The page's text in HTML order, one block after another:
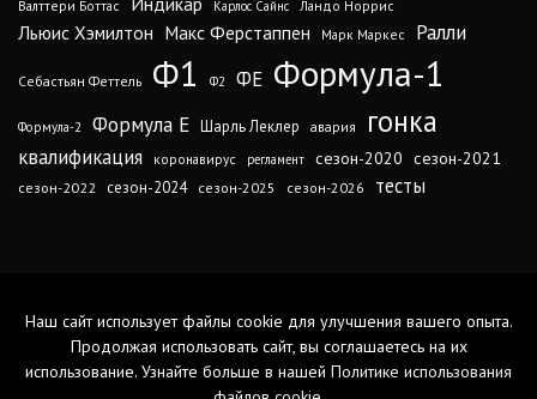
Валттери Боттас
Карлос Сайнс Ландо Норрис
Льюис Хэмилтон Макс Ферстаппен Марк Маркес Ралли
Себастьян Феттель Ф1 Ф2 ФЕ Формула-1
Формула-2 Формула Е Шарль Леклер авария гонка
квалификация коронавирус регламент сезон-2020 сезон-2021
сезон-2022 сезон-2024 сезон-2025 сезон-2026 тесты
Наш сайт использует файлы cookie для улучшения вашего опыта.
Продолжая использовать сайт, вы соглашаетесь на их
использование. Узнайте больше в нашей Политике использования